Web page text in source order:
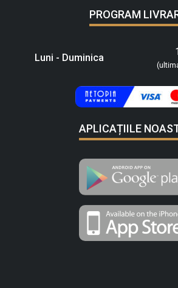
PROGRAM
Luni - Duminica
APLICAȚIILE